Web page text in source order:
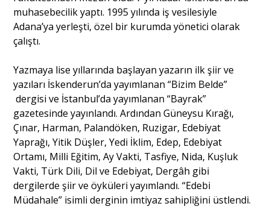
muhasebecilik yaptı. 1995 yılında iş vesilesiyle
Adana’ya yerleşti, özel bir kurumda yönetici olarak
çalıştı.
Yazmaya lise yıllarında başlayan yazarın ilk şiir ve
yazıları İskenderun’da yayımlanan “Bizim Belde”
dergisi ve İstanbul’da yayımlanan “Bayrak”
gazetesinde yayınlandı. Ardından Güneysu Kırağı,
Çınar, Harman, Palandöken, Ruzigar, Edebiyat
Yaprağı, Yitik Düşler, Yedi İklim, Edep, Edebiyat
Ortamı, Milli Eğitim, Ay Vakti, Tasfiye, Nida, Kuşluk
Vakti, Türk Dili, Dil ve Edebiyat, Dergâh gibi
dergilerde şiir ve öyküleri yayımlandı. “Edebi
Müdahale” isimli derginin imtiyaz sahipliğini üstlendi.